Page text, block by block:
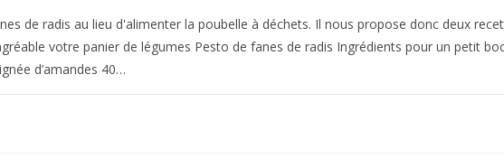
de radis au lieu d'alimenter la poubelle à déchets. Il nous propose donc deux
votre panier de légumes Pesto de fanes de radis Ingrédients pour un petit
d’amandes 40…